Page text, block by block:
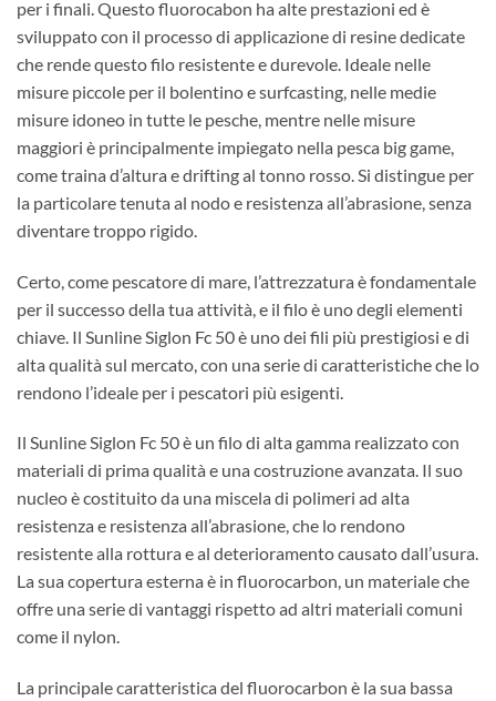
per i finali. Questo fluorocabon ha alte prestazioni ed è
sviluppato con il processo di applicazione di resine dedicate
che rende questo filo resistente e durevole. Ideale nelle
misure piccole per il bolentino e surfcasting, nelle medie
misure idoneo in tutte le pesche, mentre nelle misure
maggiori è principalmente impiegato nella pesca big game,
come traina d’altura e drifting al tonno rosso. Si distingue per
la particolare tenuta al nodo e resistenza all’abrasione, senza
diventare troppo rigido.
Certo, come pescatore di mare, l’attrezzatura è fondamentale
per il successo della tua attività, e il filo è uno degli elementi
chiave. Il Sunline Siglon Fc 50 è uno dei fili più prestigiosi e di
alta qualità sul mercato, con una serie di caratteristiche che lo
rendono l’ideale per i pescatori più esigenti.
Il Sunline Siglon Fc 50 è un filo di alta gamma realizzato con
materiali di prima qualità e una costruzione avanzata. Il suo
nucleo è costituito da una miscela di polimeri ad alta
resistenza e resistenza all’abrasione, che lo rendono
resistente alla rottura e al deterioramento causato dall’usura.
La sua copertura esterna è in fluorocarbon, un materiale che
offre una serie di vantaggi rispetto ad altri materiali comuni
come il nylon.
La principale caratteristica del fluorocarbon è la sua bassa